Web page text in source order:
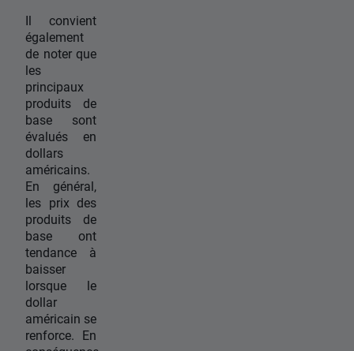
Il convient
également
de noter que
les
principaux
produits de
base sont
évalués en
dollars
américains.
En général,
les prix des
produits de
base ont
tendance à
baisser
lorsque le
dollar
américain se
renforce. En